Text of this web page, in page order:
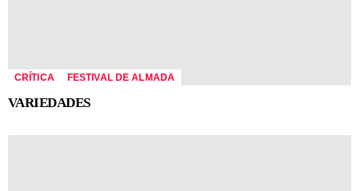
CRÍTICA FESTIVAL DE ALMADA
VARIEDADES